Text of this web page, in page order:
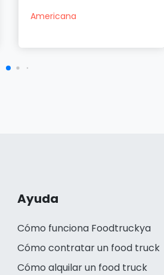
Americana
Ayuda
Cómo funciona Foodtruckya
Cómo contratar un food truck
Cómo alquilar un food truck